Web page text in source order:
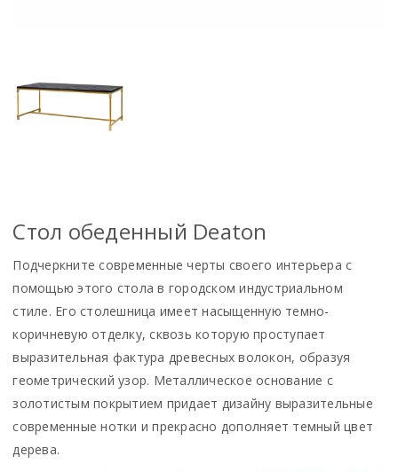
Стол обеденный Deaton
Подчеркните современные черты своего интерьера с
помощью этого стола в городском индустриальном
стиле. Его столешница имеет насыщенную темно-
коричневую отделку, сквозь которую проступает
выразительная фактура древесных волокон, образуя
геометрический узор. Металлическое основание с
золотистым покрытием придает дизайну выразительные
современные нотки и прекрасно дополняет темный цвет
дерева.